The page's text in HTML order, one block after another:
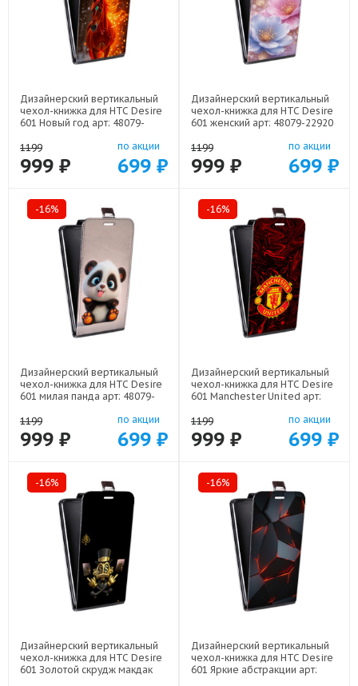
Дизайнерский вертикальный
чехол-книжка для HTC Desire
601 Новый год арт: 48079-
1199
999 ₽
по акции
699 ₽
Дизайнерский вертикальный
чехол-книжка для HTC Desire
601 женский арт: 48079-22920
1199
999 ₽
по акции
699 ₽
-16%
Дизайнерский вертикальный
чехол-книжка для HTC Desire
601 милая панда арт: 48079-
1199
999 ₽
по акции
699 ₽
-16%
Дизайнерский вертикальный
чехол-книжка для HTC Desire
601 Manchester United арт:
1199
999 ₽
по акции
699 ₽
-16%
Дизайнерский вертикальный
чехол-книжка для HTC Desire
601 Золотой скрудж макдак
-16%
Дизайнерский вертикальный
чехол-книжка для HTC Desire
601 Яркие абстракции арт: